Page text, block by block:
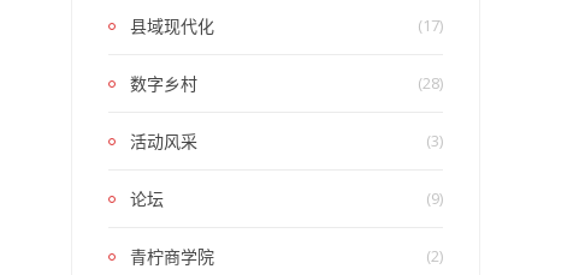
县域现代化 (17)
数字乡村 (28)
活动风采 (3)
论坛 (9)
青柠商学院 (2)